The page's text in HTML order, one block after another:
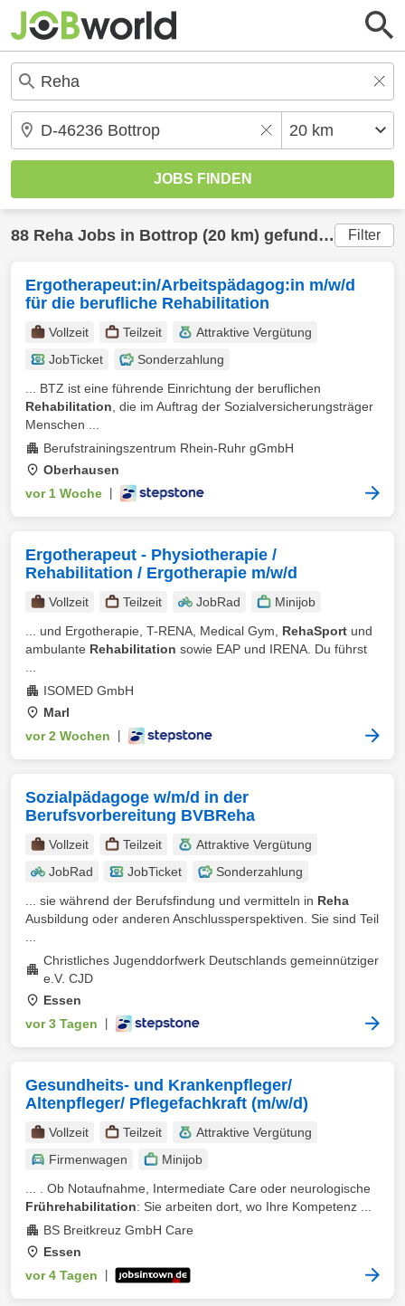
88 Reha Jobs in Bottrop (20 km) gefunden Filter
Ergotherapeut:in/Arbeitspädagog:in m/w/d
für die berufliche Rehabilitation
Vollzeit Teilzeit
Attraktive Vergütung
JobTicket
Sonderzahlung
... BTZ ist eine führende Einrichtung der beruflichen
Rehabilitation , die im Auftrag der Sozialversicherungsträger
Menschen ...
Berufstrainingszentrum Rhein-Ruhr gGmbH
Oberhausen
vor 1 Woche
Ergotherapeut - Physiotherapie /
Rehabilitation / Ergotherapie m/w/d
Vollzeit Teilzeit JobRad
Minijob
... und Ergotherapie, T-RENA, Medical Gym, RehaSport und
ambulante Rehabilitation sowie EAP und IRENA. Du führst
ISOMED GmbH
Marl
vor 2 Wochen
Sozialpädagoge w/m/d in der
Berufsvorbereitung BVBReha
Vollzeit Teilzeit
Attraktive Vergütung
JobRad
JobTicket
Sonderzahlung
... sie während der Berufsfindung und vermitteln in Reha
Ausbildung oder anderen Anschlussperspektiven. Sie sind Teil
Christliches Jugenddorfwerk Deutschlands gemeinnütziger
e.V. CJD
Essen
vor 3 Tagen
Gesundheits- und Krankenpfleger/
Altenpfleger/ Pflegefachkraft (m/w/d)
Vollzeit Teilzeit
Attraktive Vergütung
Firmenwagen
Minijob
... . Ob Notaufnahme, Intermediate Care oder neurologische
Frührehabilitation: Sie arbeiten dort, wo Ihre Kompetenz ...
BS Breitkreuz GmbH Care
Essen
vor 4 Tagen